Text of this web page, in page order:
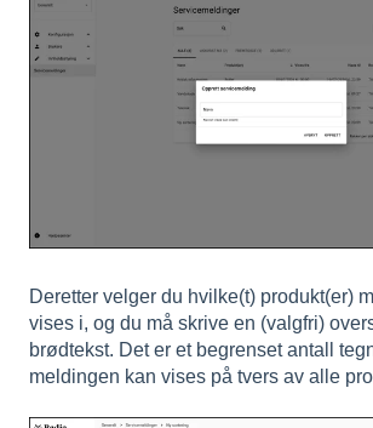
Deretter velger du hvilke(t) produkt(er)
vises i, og du må skrive en (valgfri)
brødtekst. Det er et begrenset antall
meldingen kan vises på tvers av alle